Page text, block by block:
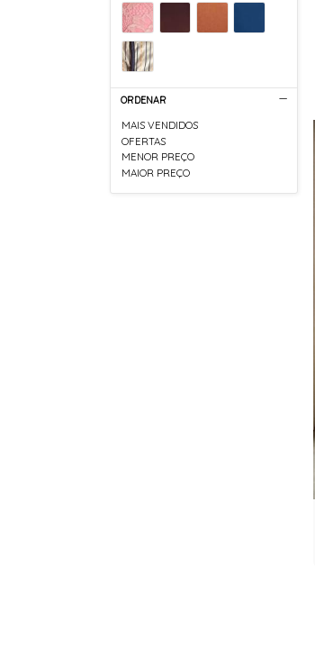
ORDENAR
MAIS VENDIDOS
OFERTAS
MENOR PREÇO
MAIOR PREÇO